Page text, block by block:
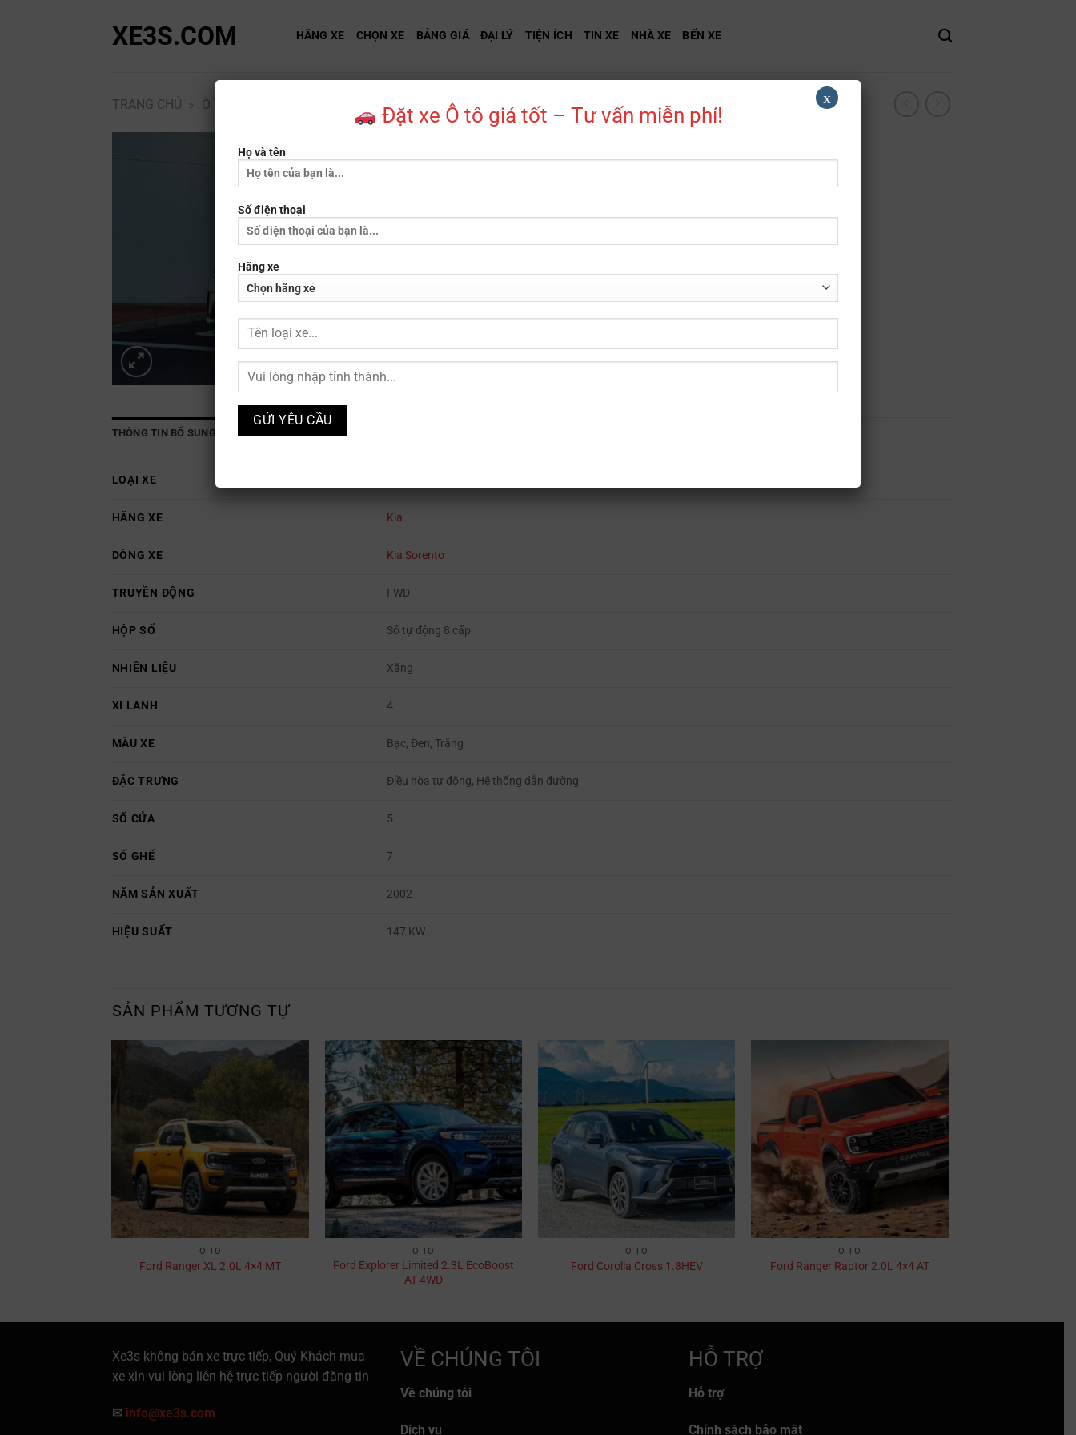
XE3S.COM HÃNG XE CHỌN XE BẢNG GIÁ ĐẠI LÝ TIỆN ÍCH TIN XE NHÀ XE BẾN XE
TRANG CHỦ Ô TÔ KIA SORENTO LUXURY
Kia Sorento Luxury
THÔNG TIN BỔ SUNG
LOẠI XE
HÃNG XE Kia
DÒNG XE Kia Sorento
TRUYỀN ĐỘNG FWD
HỘP SỐ Số tự động 8 cấp
NHIÊN LIỆU Xăng
XI LANH 4
MÀU XE Bạc, Đen, Trắng
ĐẶC TRƯNG Điều hòa tự động, Hệ thống dẫn đường
SỐ CỬA 5
SỐ GHẾ 7
NĂM SẢN XUẤT 2002
HIỆU SUẤT 147 KW
SẢN PHẨM TƯƠNG TỰ
Ô TÔ
Ford Ranger XL 2.0L 4×4 MT
Ô TÔ
Ford Explorer Limited 2.3L EcoBoost
AT 4WD
Ô TÔ
Ford Corolla Cross 1.8HEV​
Ô TÔ
Ford Ranger Raptor 2.0L 4×4 AT
Xe3s không bán xe trực tiếp, Quý Khách mua
xe xin vui lòng liên hệ trực tiếp người đăng tin
✉ info@xe3s.com
VỀ CHÚNG TÔI
Về chúng tôi
Dịch vụ
HỖ TRỢ
Hỗ trợ
Chính sách bảo mật
Đặt xe Ô tô giá tốt – Tư vấn miễn phí!
Họ và tên
Số điện thoại
Hãng xe
x